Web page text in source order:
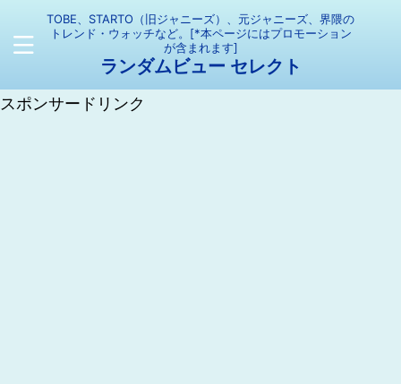
TOBE、STARTO（旧ジャニーズ）、元ジャニーズ、界隈の
トレンド・ウォッチなど。[*本ページにはプロモーション
が含まれます]
ランダムビュー セレクト
スポンサードリンク